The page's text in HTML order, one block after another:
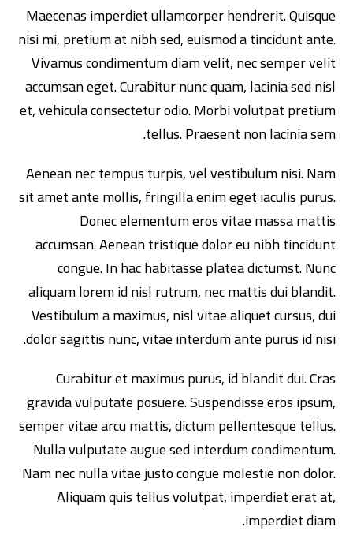
Maecenas imperdiet ullamcorper hendrerit. Quisque
nisi mi, pretium at nibh sed, euismod a tincidunt ante.
Vivamus condimentum diam velit, nec semper velit
accumsan eget. Curabitur nunc quam, lacinia sed nisl
et, vehicula consectetur odio. Morbi volutpat pretium
tellus. Praesent non lacinia sem.
Aenean nec tempus turpis, vel vestibulum nisi. Nam
sit amet ante mollis, fringilla enim eget iaculis purus.
Donec elementum eros vitae massa mattis
accumsan. Aenean tristique dolor eu nibh tincidunt
congue. In hac habitasse platea dictumst. Nunc
aliquam lorem id nisl rutrum, nec mattis dui blandit.
Vestibulum a maximus, nisl vitae aliquet cursus, dui
dolor sagittis nunc, vitae interdum ante purus id nisi.
Curabitur et maximus purus, id blandit dui. Cras
gravida vulputate posuere. Suspendisse eros ipsum,
semper vitae arcu mattis, dictum pellentesque tellus.
Nulla vulputate augue sed interdum condimentum.
Nam nec nulla vitae justo congue molestie non dolor.
Aliquam quis tellus volutpat, imperdiet erat at,
imperdiet diam.